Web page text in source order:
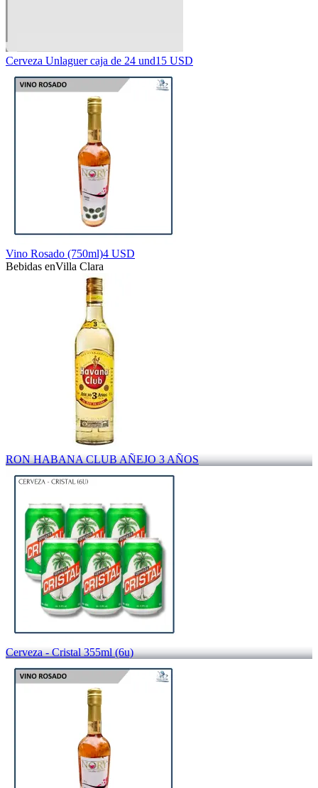
Cerveza Unlaguer caja de 24 und15 USD
Vino Rosado (750ml)4 USD
Bebidas enVilla Clara
RON HABANA CLUB AÑEJO 3 AÑOS
Cerveza - Cristal 355ml (6u)